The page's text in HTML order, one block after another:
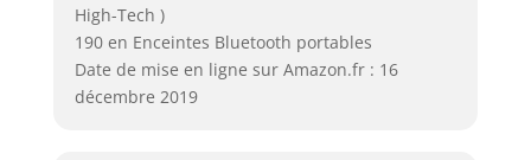
High-Tech )
190 en Enceintes Bluetooth portables
Date de mise en ligne sur Amazon.fr : 16
décembre 2019